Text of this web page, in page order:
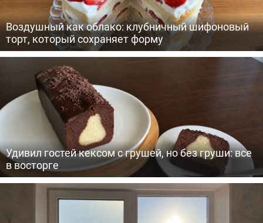
Воздушный как облако: клубничный шифоновый
торт, который сохраняет форму
Удивил гостей кексом с грушей, но без груши: все
в восторге